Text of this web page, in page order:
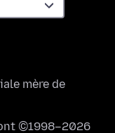
mère de
©1998–2026